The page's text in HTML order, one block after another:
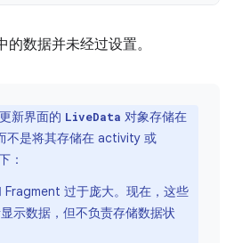
的数据并未经过设置。
新界面的 LiveData 对象存储在
不是将其存储在 activity 或
：
过于庞大。现在，这些
示数据，但不负责存储数据状